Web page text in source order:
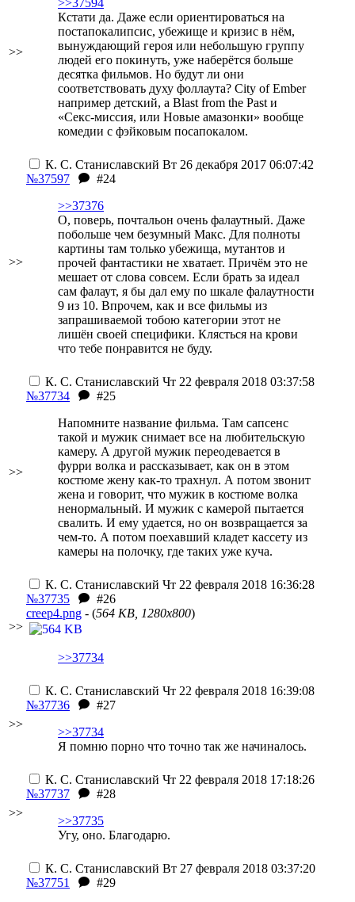
>>
>>37594
Кстати да. Даже если ориентироваться на
постапокалипсис, убежище и кризис в нём,
вынуждающий героя или небольшую группу
людей его покинуть, уже наберётся больше
десятка фильмов. Но будут ли они
соответствовать духу фоллаута? City of Ember
например детский, а Blast from the Past и
«Секс-миссия, или Новые амазонки» вообще
комедии с фэйковым посапокалом.
>>
К. С. Станиславский Вт 26 декабря 2017 06:07:42
№37597
#24
>>37376
О, поверь, почтальон очень фалаутный. Даже
побольше чем безумный Макс. Для полноты
картины там только убежища, мутантов и
прочей фантастики не хватает. Причём это не
мешает от слова совсем. Если брать за идеал
сам фалаут, я бы дал ему по шкале фалаутности
9 из 10. Впрочем, как и все фильмы из
запрашиваемой тобою категории этот не
лишён своей специфики. Клясться на крови
что тебе понравится не буду.
>>
К. С. Станиславский Чт 22 февраля 2018 03:37:58
№37734
#25
Напомните название фильма. Там сапсенс
такой и мужик снимает все на любительскую
камеру. А другой мужик переодевается в
фурри волка и рассказывает, как он в этом
костюме жену как-то трахнул. А потом звонит
жена и говорит, что мужик в костюме волка
ненормальный. И мужик с камерой пытается
свалить. И ему удается, но он возвращается за
чем-то. А потом поехавший кладет кассету из
камеры на полочку, где таких уже куча.
>>
К. С. Станиславский Чт 22 февраля 2018 16:36:28
№37735
#26
creep4.png - (564 KB, 1280x800)
>>37734
>>
К. С. Станиславский Чт 22 февраля 2018 16:39:08
№37736
#27
>>37734
Я помню порно что точно так же начиналось.
>>
К. С. Станиславский Чт 22 февраля 2018 17:18:26
№37737
#28
>>37735
Угу, оно. Благодарю.
К. С. Станиславский Вт 27 февраля 2018 03:37:20
№37751
#29